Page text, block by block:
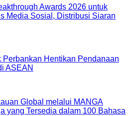
Awards 2026 untuk
Media Sosial, Distribusi Siaran
Perbankan Hentikan Pendanaan
ASEAN
Global melalui MANGA
yang Tersedia dalam 100 Bahasa